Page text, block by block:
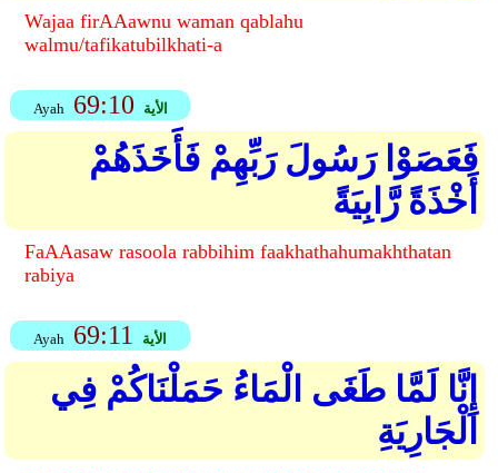
Wajaa firAAawnu waman qablahu
walmu/tafikatubilkhati-a
Ayah 69:10 الأية
فَعَصَوْا رَسُولَ رَبِّهِمْ فَأَخَذَهُمْ
أَخْذَةً رَّابِيَةً
FaAAasaw rasoola rabbihim faakhathahumakhthatan
rabiya
Ayah 69:11 الأية
إِنَّا لَمَّا طَغَى الْمَاءُ حَمَلْنَاكُمْ فِي
الْجَارِيَةِ